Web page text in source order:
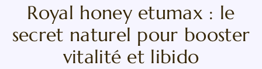
Royal honey etumax : le
secret naturel pour booster
vitalité et libido